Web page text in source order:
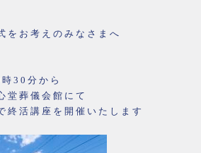
をお考えのみなさまへ
30分から
堂葬儀会館にて
終活講座を開催いたします